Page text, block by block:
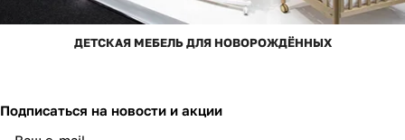
ДЕТСКАЯ МЕБЕЛЬ ДЛЯ НОВОРОЖДЁННЫХ
Подписаться на новости и акции